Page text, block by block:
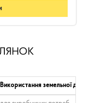
Використання земельної